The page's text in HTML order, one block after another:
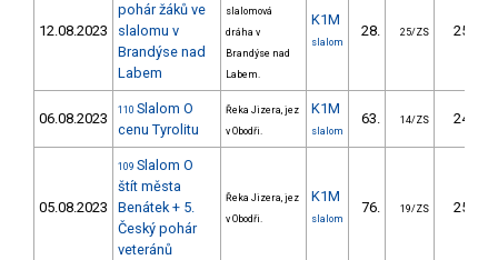
12.08.2023
pohár žáků ve
slalomu v
Brandýse nad
Labem
slalomová
dráha v
Brandýse nad
Labem.
K1M
slalom
28. 25/ZS 25.27
06.08.2023 110 Slalom O
cenu Tyrolitu
Řeka Jizera, jez
v Obodři.
K1M
slalom
63. 14/ZS 24.00
05.08.2023
109 Slalom O
štít města
Benátek + 5.
Český pohár
veteránů
Řeka Jizera, jez
v Obodři.
K1M
slalom
76. 19/ZS 25.91